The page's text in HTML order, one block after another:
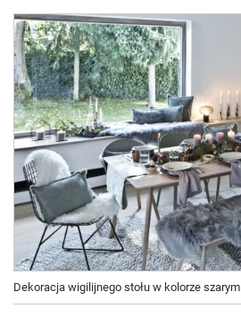
Dekoracja wigilijnego stołu w kolorze szarym